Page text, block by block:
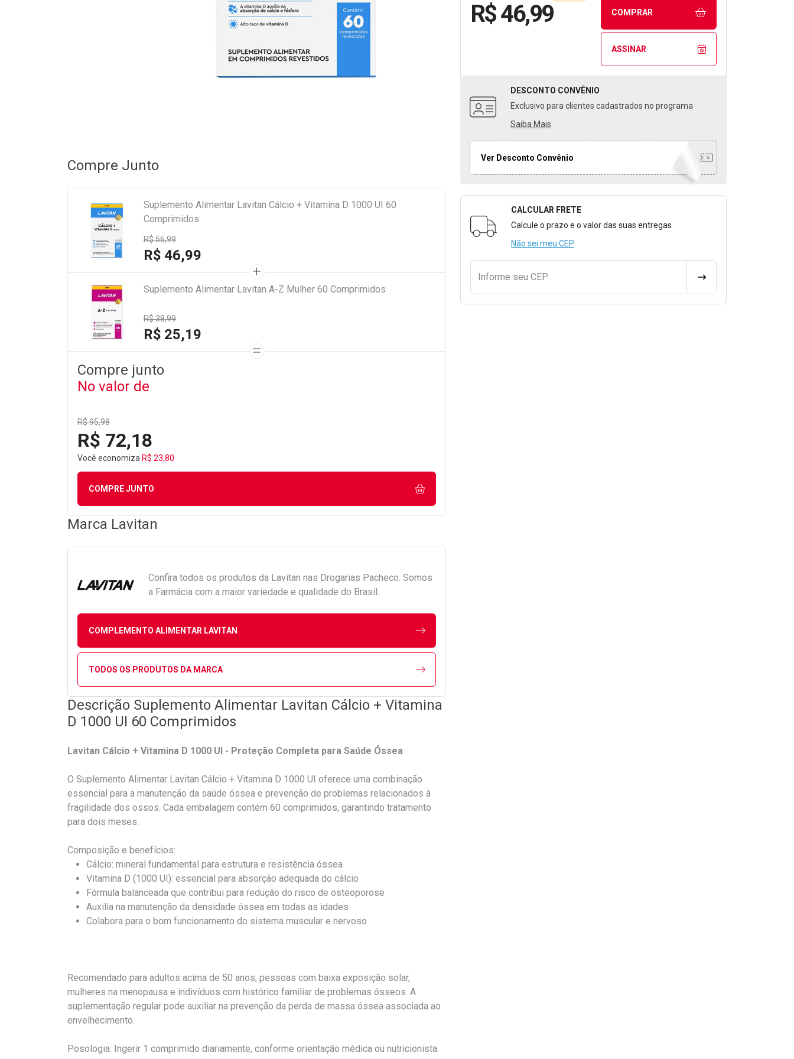
R$ 46,99 COMPRAR
ASSINAR
DESCONTO CONVÊNIO
Exclusivo para clientes cadastrados no programa
Saiba Mais
Ver Desconto Convênio
Formulário para Calcular o Frete
CALCULAR FRETE
Calcule o prazo e o valor das suas entregas
Não sei meu CEP
Informe seu CEP CALCULAR FRETE
Compre Junto
Suplemento Alimentar Lavitan Cálcio + Vitamina D 1000 UI 60
Comprimidos
R$ 56,99
R$ 46,99
Suplemento Alimentar Lavitan A-Z Mulher 60 Comprimidos
R$ 38,99
R$ 25,19
Compre junto
No valor de
R$ 95,98
R$ 72,18
Você economiza R$ 23,80
COMPRE JUNTO
Marca Lavitan
Confira todos os produtos da Lavitan nas Drogarias Pacheco. Somos
a Farmácia com a maior variedade e qualidade do Brasil.
COMPLEMENTO ALIMENTAR LAVITAN
TODOS OS PRODUTOS DA MARCA
Descrição Suplemento Alimentar Lavitan Cálcio + Vitamina
D 1000 UI 60 Comprimidos
Lavitan Cálcio + Vitamina D 1000 UI - Proteção Completa para Saúde Óssea
O Suplemento Alimentar Lavitan Cálcio + Vitamina D 1000 UI oferece uma combinação
essencial para a manutenção da saúde óssea e prevenção de problemas relacionados à
fragilidade dos ossos. Cada embalagem contém 60 comprimidos, garantindo tratamento
para dois meses.
Composição e benefícios:
Cálcio: mineral fundamental para estrutura e resistência óssea
Vitamina D (1000 UI): essencial para absorção adequada do cálcio
Fórmula balanceada que contribui para redução do risco de osteoporose
Auxilia na manutenção da densidade óssea em todas as idades
Colabora para o bom funcionamento do sistema muscular e nervoso
Recomendado para adultos acima de 50 anos, pessoas com baixa exposição solar,
mulheres na menopausa e indivíduos com histórico familiar de problemas ósseos. A
suplementação regular pode auxiliar na prevenção da perda de massa óssea associada ao
envelhecimento.
Posologia: Ingerir 1 comprimido diariamente, conforme orientação médica ou nutricionista.